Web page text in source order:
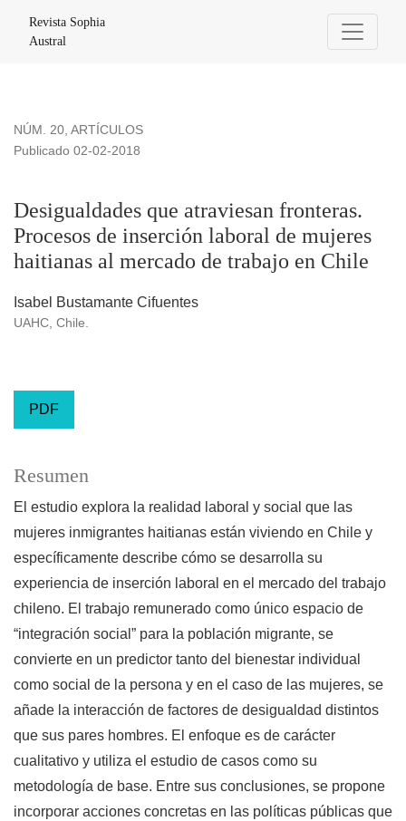
Revista Sophia
Austral
NÚM. 20, ARTÍCULOS
Desigualdades que atraviesan fronteras.
Procesos de inserción laboral de mujeres
haitianas al mercado de trabajo en Chile
Publicado 02-02-2018
Isabel Bustamante Cifuentes
UAHC, Chile.
PDF
Resumen
El estudio explora la realidad laboral y social que las
mujeres inmigrantes haitianas están viviendo en Chile y
específicamente describe cómo se desarrolla su
experiencia de inserción laboral en el mercado del trabajo
chileno. El trabajo remunerado como único espacio de
“integración social” para la población migrante, se
convierte en un predictor tanto del bienestar individual
como social de la persona y en el caso de las mujeres, se
añade la interacción de factores de desigualdad distintos
que sus pares hombres. El enfoque es de carácter
cualitativo y utiliza el estudio de casos como su
metodología de base. Entre sus conclusiones, se propone
incorporar acciones concretas en las políticas públicas que